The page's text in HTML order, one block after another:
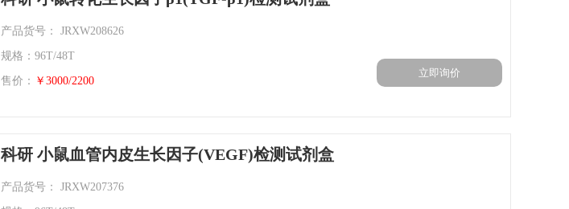
产品货号： JRXW208626
规格：96T/48T
售价： ￥3000/2200
立即询价
科研 小鼠血管内皮生长因子(VEGF)检测试剂盒
产品货号： JRXW207376